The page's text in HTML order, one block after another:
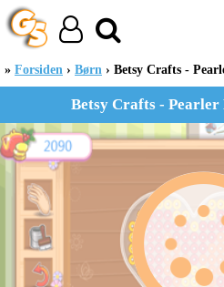
Forsiden Børn Betsy Crafts -
Betsy Crafts - Pearler